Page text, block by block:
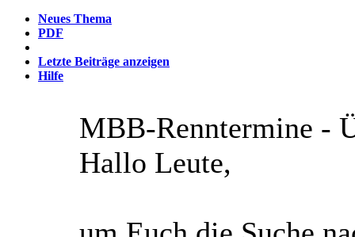
Neues Thema
PDF
Letzte Beiträge anzeigen
Hilfe
MBB-Renntermine -
Hallo Leute,